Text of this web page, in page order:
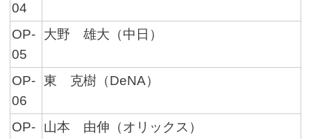
04
OP-
05
大野 雄大（中日）
OP-
06
東 克樹（DeNA）
OP-
山本 由伸（オリックス）